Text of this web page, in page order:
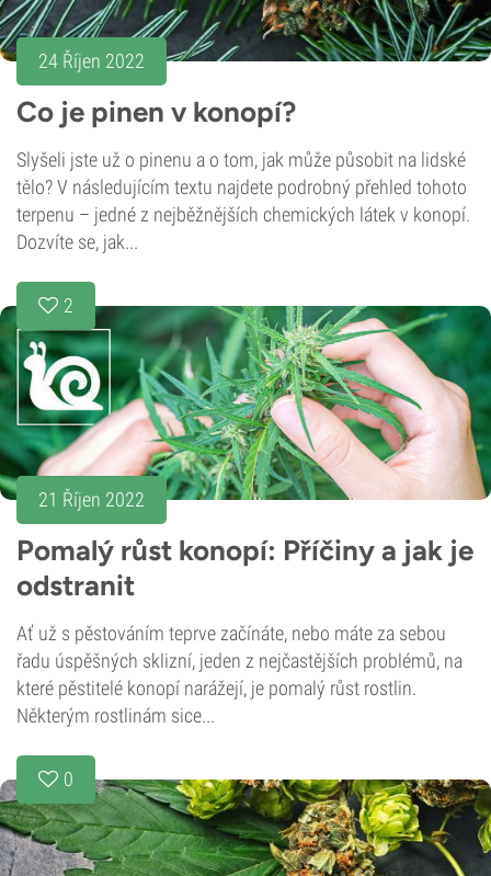
24 Říjen 2022
Co je pinen v konopí?
Slyšeli jste už o pinenu a o tom, jak může působit na lidské
tělo? V následujícím textu najdete podrobný přehled tohoto
terpenu – jedné z nejběžnějších chemických látek v konopí.
Dozvíte se, jak...
2
21 Říjen 2022
Pomalý růst konopí: Příčiny a jak je
odstranit
Ať už s pěstováním teprve začínáte, nebo máte za sebou
řadu úspěšných sklizní, jeden z nejčastějších problémů, na
které pěstitelé konopí narážejí, je pomalý růst rostlin.
Některým rostlinám sice...
0